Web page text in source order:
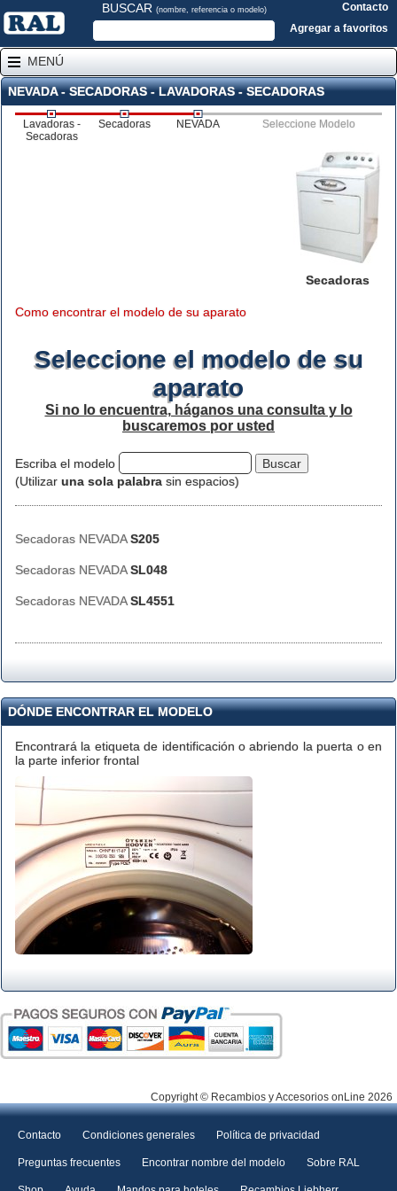
BUSCAR (nombre, referencia o modelo)
Contacto
Agregar a favoritos
MENÚ
NEVADA - SECADORAS - LAVADORAS - SECADORAS
Lavadoras -
Secadoras
Secadoras NEVADA Seleccione Modelo
Secadoras
Como encontrar el modelo de su aparato
Seleccione el modelo de su
aparato
Si no lo encuentra, háganos una consulta y lo
buscaremos por usted
Escriba el modelo
(Utilizar una sola palabra sin espacios)
Secadoras NEVADAS205
Secadoras NEVADASL048
Secadoras NEVADASL4551
DÓNDE ENCONTRAR EL MODELO
Encontrará la etiqueta de identificación o abriendo la puerta o en
la parte inferior frontal
Copyright © Recambios y Accesorios onLine 2026
Contacto Condiciones generales Política de privacidad
Preguntas frecuentes Encontrar nombre del modelo Sobre RAL